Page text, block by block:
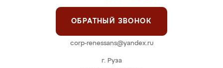
г. Руза
ОБРАТНЫЙ ЗВОНОК
corp-renessans@yandex.ru